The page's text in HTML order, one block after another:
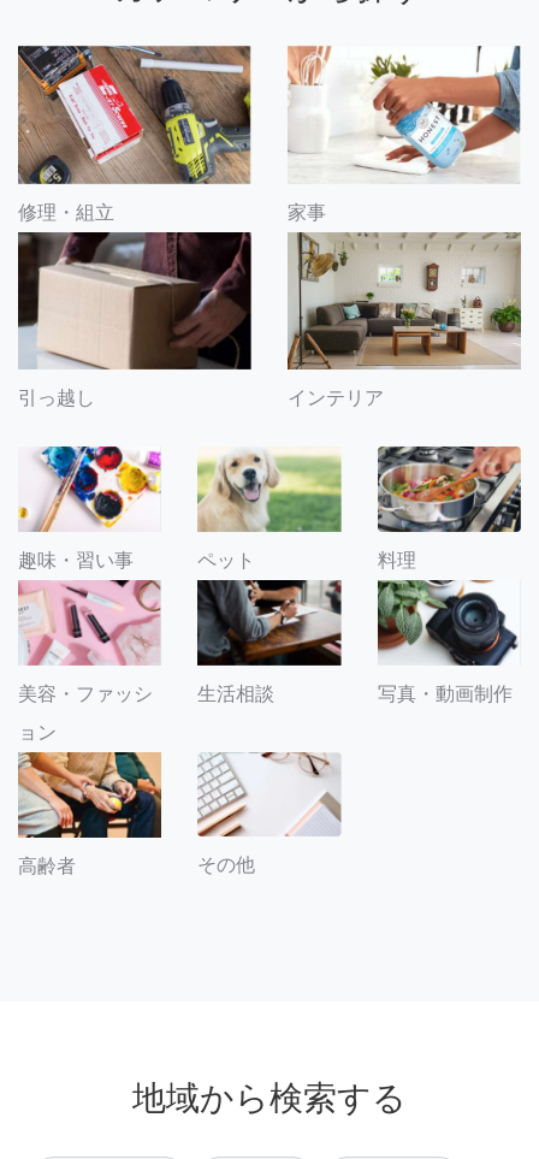
修理・組立 家事
引っ越し インテリア
趣味・習い事 ペット 料理
美容・ファッシ
ョン
生活相談 写真・動画制作
高齢者 その他
地域から検索する